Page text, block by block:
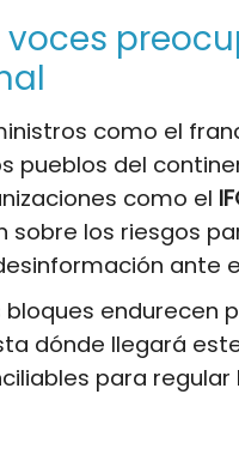
voces
como el
pueblos del
como el
sobre los riesgos
ante
endurecen
dónde llegará
para regular